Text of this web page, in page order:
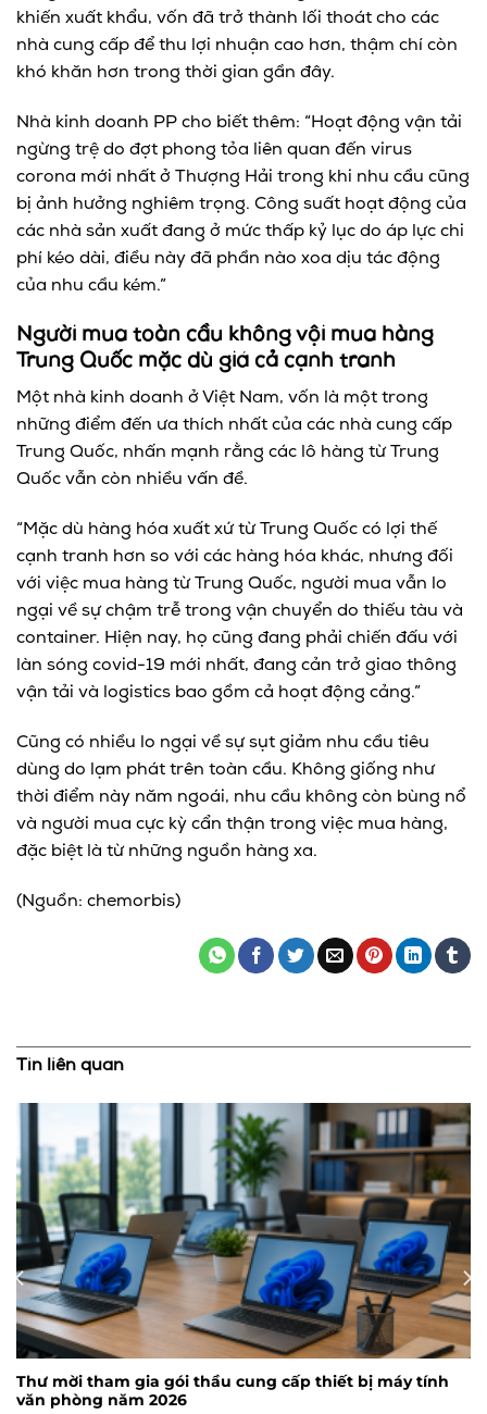
khiến xuất khẩu, vốn đã trở thành lối thoát cho các
nhà cung cấp để thu lợi nhuận cao hơn, thậm chí còn
khó khăn hơn trong thời gian gần đây.
Nhà kinh doanh PP cho biết thêm: “Hoạt động vận tải
ngừng trệ do đợt phong tỏa liên quan đến virus
corona mới nhất ở Thượng Hải trong khi nhu cầu cũng
bị ảnh hưởng nghiêm trọng. Công suất hoạt động của
các nhà sản xuất đang ở mức thấp kỷ lục do áp lực chi
phí kéo dài, điều này đã phần nào xoa dịu tác động
của nhu cầu kém.”
Người mua toàn cầu không vội mua hàng
Trung Quốc mặc dù giá cả cạnh tranh
Một nhà kinh doanh ở Việt Nam, vốn là một trong
những điểm đến ưa thích nhất của các nhà cung cấp
Trung Quốc, nhấn mạnh rằng các lô hàng từ Trung
Quốc vẫn còn nhiều vấn đề.
“Mặc dù hàng hóa xuất xứ từ Trung Quốc có lợi thế
cạnh tranh hơn so với các hàng hóa khác, nhưng đối
với việc mua hàng từ Trung Quốc, người mua vẫn lo
ngại về sự chậm trễ trong vận chuyển do thiếu tàu và
container. Hiện nay, họ cũng đang phải chiến đấu với
làn sóng covid-19 mới nhất, đang cản trở giao thông
vận tải và logistics bao gồm cả hoạt động cảng.”
Cũng có nhiều lo ngại về sự sụt giảm nhu cầu tiêu
dùng do lạm phát trên toàn cầu. Không giống như
thời điểm này năm ngoái, nhu cầu không còn bùng nổ
và người mua cực kỳ cẩn thận trong việc mua hàng,
đặc biệt là từ những nguồn hàng xa.
(Nguồn: chemorbis)
Tin liên quan
Thư mời tham gia gói thầu cung cấp thiết bị máy tính
văn phòng năm 2026